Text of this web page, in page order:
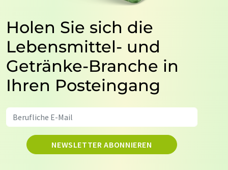
Holen Sie sich die
Lebensmittel- und
Getränke-Branche in
Ihren Posteingang
NEWSLETTER ABONNIEREN